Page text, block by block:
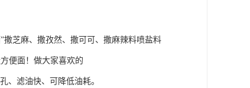
撒芝麻、撒孜然、撒可可、撒麻辣料喷盐料
便面！做大家喜欢的
、滤油快、可降低油耗。